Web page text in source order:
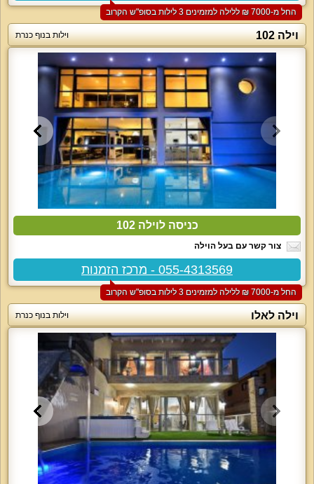
החל מ-‏7000 ₪ ללילה למזמינים 3 לילות בסופ"ש הקרוב
וילה 102 וילות בנוף כנרת
כניסה לוילה 102
צור קשר עם בעל הוילה
055-4313569 - מרכז הזמנות
החל מ-‏7000 ₪ ללילה למזמינים 3 לילות בסופ"ש הקרוב
וילה לאלו וילות בנוף כנרת